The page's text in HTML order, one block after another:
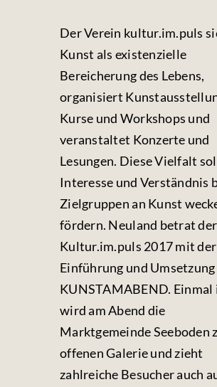
Der Verein kultur.im.puls
Kunst als existenzielle
Bereicherung des Lebens,
organisiert
Kurse und Workshops und
veranstaltet Konzerte und
Lesungen. Diese Vielfalt
Interesse und Verständnis
Zielgruppen an Kunst
fördern. Neuland betrat
Kultur.im.puls 2017 mit der
Einführung und Umsetzung
KUNSTAMABEND. Einmal
wird am Abend die
Marktgemeinde Seeboden
offenen Galerie und zieht
zahlreiche Besucher auch